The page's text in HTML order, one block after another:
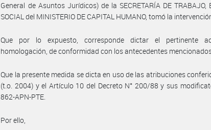
General de Asuntos Jurídicos) de la SECRETARÍA DE TRABAJO,
SOCIAL del MINISTERIO DE CAPITAL HUMANO, tomó la
Que por lo expuesto, corresponde dictar el pertinente
homologación, de conformidad con los antecedentes
Que la presente medida se dicta en uso de las atribuciones
(t.o. 2004) y el Artículo 10 del Decreto N° 200/88 y sus
862-APN-PTE.
Por ello,